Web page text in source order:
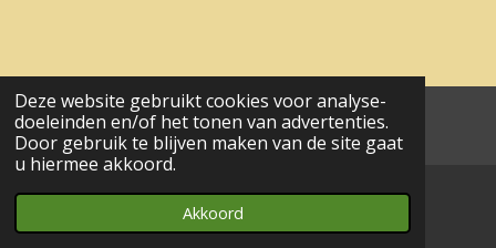
Deze website gebruikt cookies voor analyse-
doeleinden en/of het tonen van advertenties.
Door gebruik te blijven maken van de site gaat
u hiermee akkoord.
Akkoord
aa© 2017 - 2024 wesgeco
E-mailadres